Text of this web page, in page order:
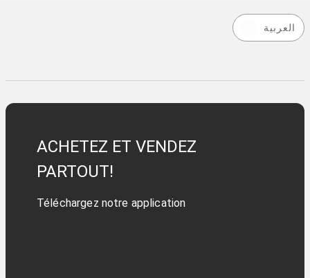
العربية
ACHETEZ ET VENDEZ
PARTOUT!
Téléchargez notre application